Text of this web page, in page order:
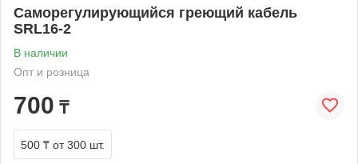
Саморегулирующийся греющий кабель
SRL16-2
В наличии
Опт и розница
700 ₸
500 ₸ от 300 шт.